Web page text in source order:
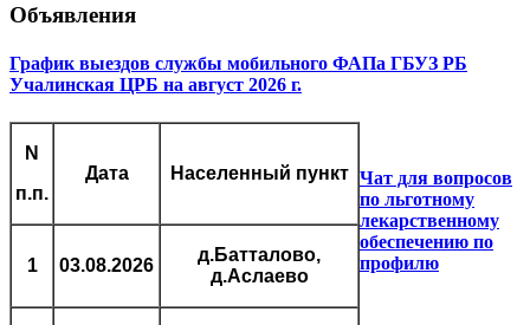
Объявления
График выездов службы мобильного ФАПа ГБУЗ РБ
Учалинская ЦРБ на август 2026 г.
N
п.п.
Дата Населенный пункт
1 03.08.2026
д.Батталово,
д.Аслаево
Чат для вопросов
по льготному
лекарственному
обеспечению по
профилю